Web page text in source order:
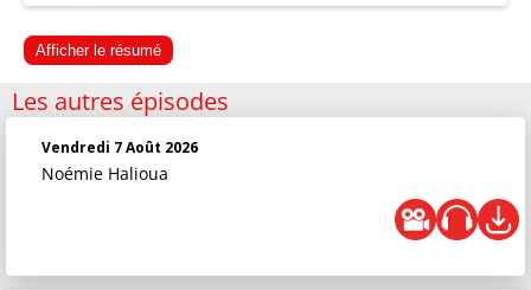
Afficher le résumé
Les autres épisodes
Vendredi 7 Août 2026
Noémie Halioua